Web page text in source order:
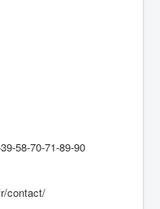
58-70-71-89-90
contact/